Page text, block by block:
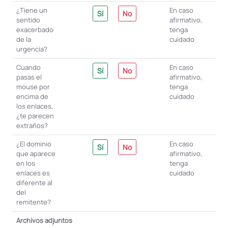
¿Tiene un
sentido
exacerbado
de la
urgencia?
Sí No
En caso
afirmativo,
tenga
cuidado
Cuando
pasas el
mouse por
encima de
los enlaces,
¿te parecen
extraños?
Sí No
En caso
afirmativo,
tenga
cuidado
¿El dominio
que aparece
en los
enlaces es
diferente al
del
remitente?
Sí No
En caso
afirmativo,
tenga
cuidado
Archivos adjuntos